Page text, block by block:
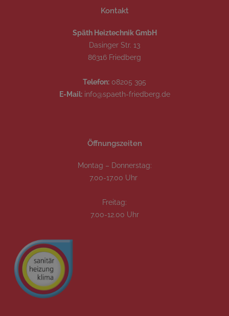
Kontakt
Späth Heiztechnik GmbH
Dasinger Str. 13
86316 Friedberg
Telefon: 08205 395
E-Mail: info@spaeth-friedberg.de
Öffnungszeiten
Montag – Donnerstag:
7.00-17.00 Uhr
Freitag:
7.00-12.00 Uhr